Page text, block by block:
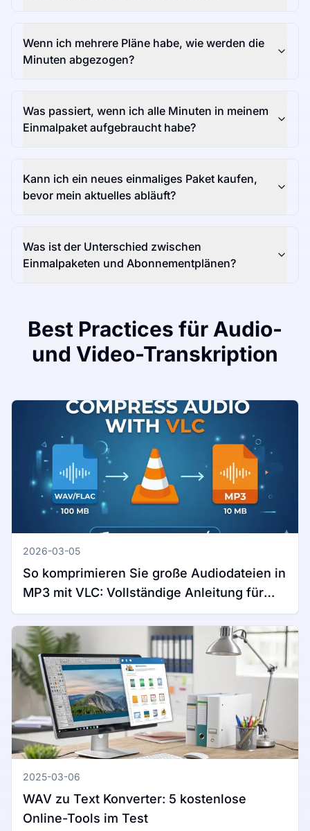
Wenn ich mehrere Pläne habe, wie werden die
Minuten abgezogen?
Was passiert, wenn ich alle Minuten in meinem
Einmalpaket aufgebraucht habe?
Kann ich ein neues einmaliges Paket kaufen,
bevor mein aktuelles abläuft?
Was ist der Unterschied zwischen
Einmalpaketen und Abonnementplänen?
Best Practices für Audio-
und Video-Transkription
2026-03-05
So komprimieren Sie große Audiodateien in
MP3 mit VLC: Vollständige Anleitung für
Windows und Mac
2025-03-06
WAV zu Text Konverter: 5 kostenlose
Online-Tools im Test